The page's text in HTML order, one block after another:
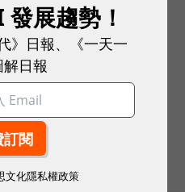
by
（Justar）
展趨勢！
》日報、《一天一
日報
文化隱私權政策